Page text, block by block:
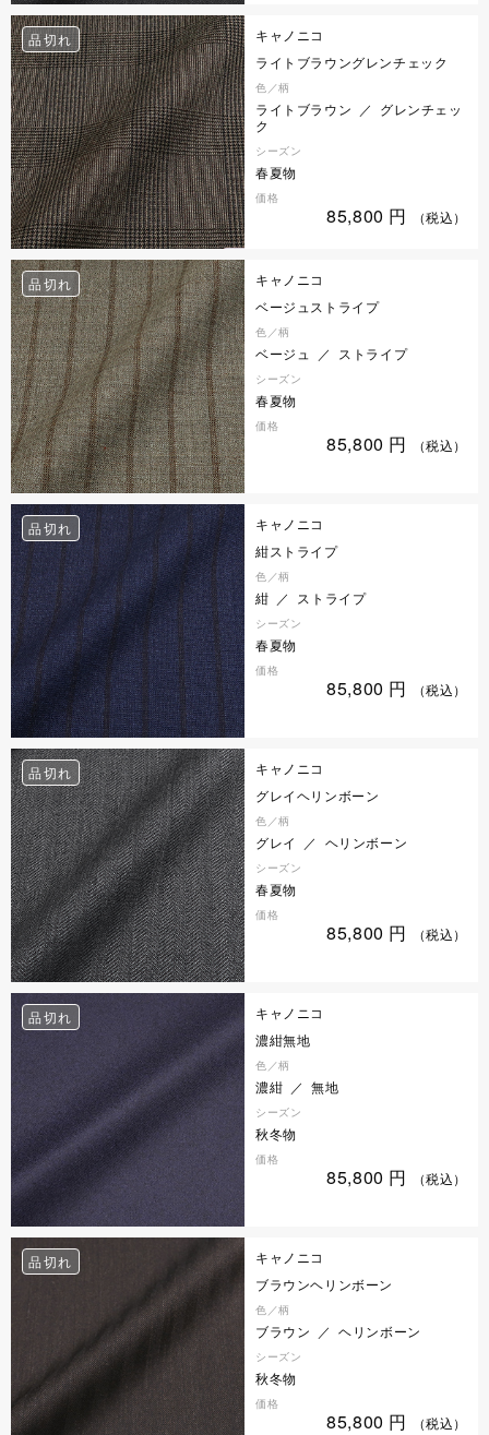
品切れ
キャノニコ
ライトブラウングレンチェック
色／柄
ライトブラウン ／ グレンチェッ
ク
シーズン
春夏物
価格
85,800 円 （税込）
品切れ
キャノニコ
ベージュストライプ
色／柄
ベージュ ／ ストライプ
シーズン
春夏物
価格
85,800 円 （税込）
品切れ
キャノニコ
紺ストライプ
色／柄
紺 ／ ストライプ
シーズン
春夏物
価格
85,800 円 （税込）
品切れ
キャノニコ
グレイヘリンボーン
色／柄
グレイ ／ ヘリンボーン
シーズン
春夏物
価格
85,800 円 （税込）
品切れ
キャノニコ
濃紺無地
色／柄
濃紺 ／ 無地
シーズン
秋冬物
価格
85,800 円 （税込）
品切れ
キャノニコ
ブラウンヘリンボーン
色／柄
ブラウン ／ ヘリンボーン
シーズン
秋冬物
価格
85,800 円 （税込）